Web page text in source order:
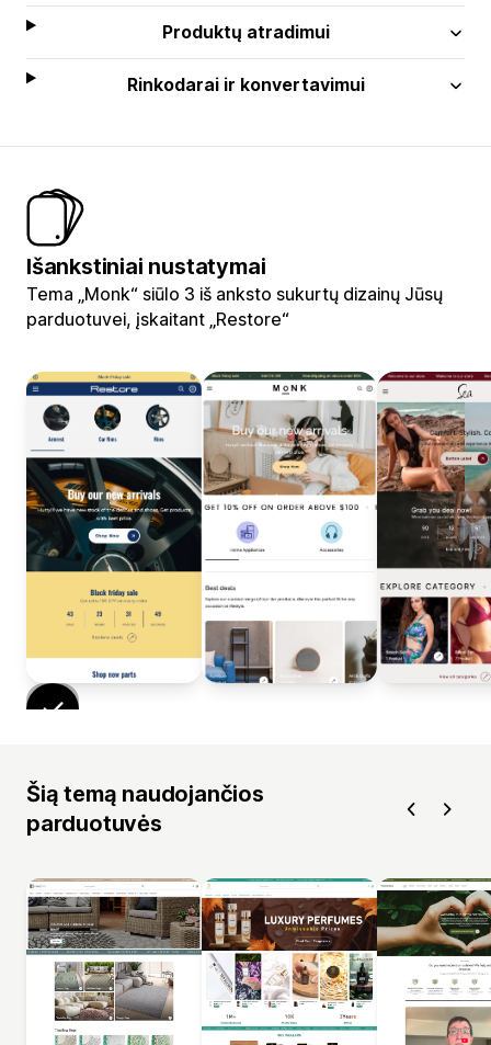
Produktų atradimui
Rinkodarai ir konvertavimui
Išankstiniai nustatymai
Tema „Monk“ siūlo 3 iš anksto sukurtų dizainų Jūsų
parduotuvei, įskaitant „Restore“
Šią temą naudojančios
parduotuvės